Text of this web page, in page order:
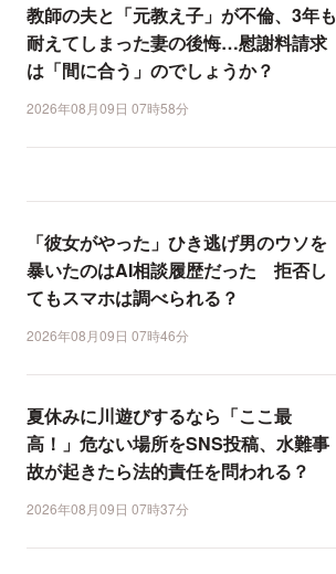
教師の夫と「元教え子」が不倫、3年も
耐えてしまった妻の後悔…慰謝料請求
は「間に合う」のでしょうか？
2026年08月09日 07時58分
「彼女がやった」ひき逃げ男のウソを
暴いたのはAI相談履歴だった 拒否し
てもスマホは調べられる？
2026年08月09日 07時46分
夏休みに川遊びするなら「ここ最
高！」危ない場所をSNS投稿、水難事
故が起きたら法的責任を問われる？
2026年08月09日 07時37分